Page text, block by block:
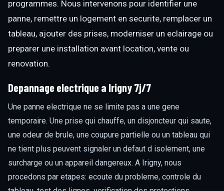
programmes. Nous intervenons pour identifier une
panne, remettre un logement en securite, remplacer un
tableau, ajouter des prises, moderniser un eclairage ou
preparer une installation avant location, vente ou
renovation.
Depannage electrique a Irigny 7j/7
Une panne electrique ne se limite pas a une gene
temporaire. Une prise qui chauffe, un disjoncteur qui saute,
une odeur de brule, une coupure partielle ou un tableau qui
ne tient plus peuvent signaler un defaut d isolement, une
surcharge ou un appareil dangereux. A Irigny, nous
procedons par etapes: ecoute du probleme, controle du